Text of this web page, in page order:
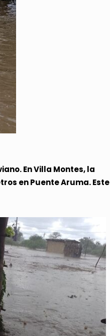
En Villa Montes, la
en Puente Aruma. Este